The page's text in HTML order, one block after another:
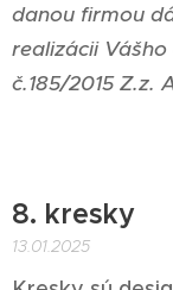
danou firmou
realizácii
č.185/2015 Z.z.
8. kresky
13.01.2025